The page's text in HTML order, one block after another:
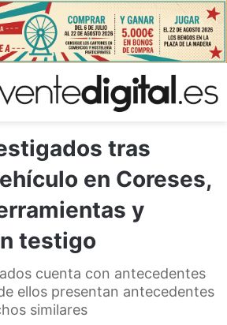
tras
en Coreses,
y
testigo
cuenta con antecedentes
ellos presentan antecedentes
similares